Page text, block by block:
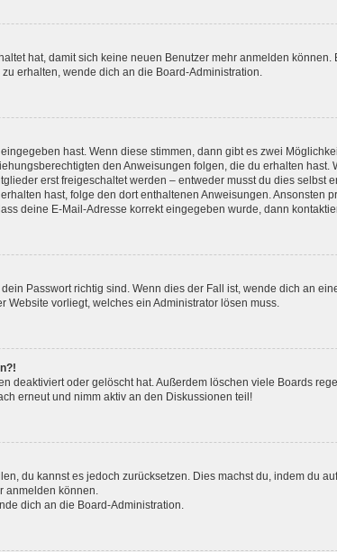
hat, damit sich keine neuen Benutzer mehr anmelden
erhalten, wende dich an die Board-Administration.
hast. Wenn diese stimmen, dann gibt es zwei
den Anweisungen folgen, die du erhalten
erst freigeschaltet werden – entweder musst du dies selbst
hast, folge den dort enthaltenen Anweisungen. Ansonsten
deine E-Mail-Adresse korrekt eingegeben wurde, dann
Passwort richtig sind. Wenn dies der Fall ist, wende dich an
Website vorliegt, welches ein Administrator lösen muss.
deaktiviert oder gelöscht hat. Außerdem löschen viele Boards
erneut und nimm aktiv an den Diskussionen teil!
du kannst es jedoch zurücksetzen. Dies machst du, indem du
anmelden können.
dich an die Board-Administration.